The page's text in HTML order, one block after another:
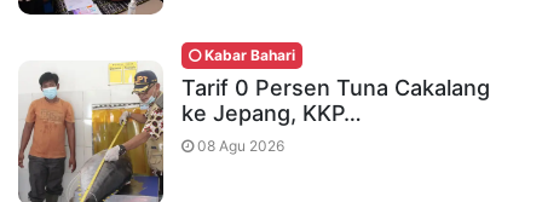
Kabar Bahari
Tarif 0 Persen Tuna Cakalang
ke Jepang, KKP…
08 Agu 2026